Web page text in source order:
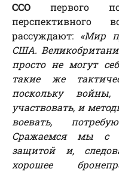
ССО первого
перспективного
рассуждают: «Мир
США.
просто не могут
такие же
поскольку
участвовать, и
воевать,
Сражаемся мы с
защитой и,
хорошее